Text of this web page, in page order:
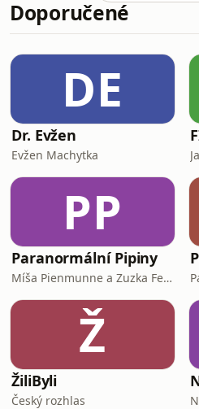
vysvětloval Peter
kolemjdoucím při
v Nigérii zaplatit za
porvat se o
pažitu.I o tom je nový
Doporučené
DE
Dr. Evžen
Evžen Machytka
PP
Paranormální Pipiny
Míša Pienmunne a Zuzka Fejfarová
Ž
ŽiliByli
Český rozhlas